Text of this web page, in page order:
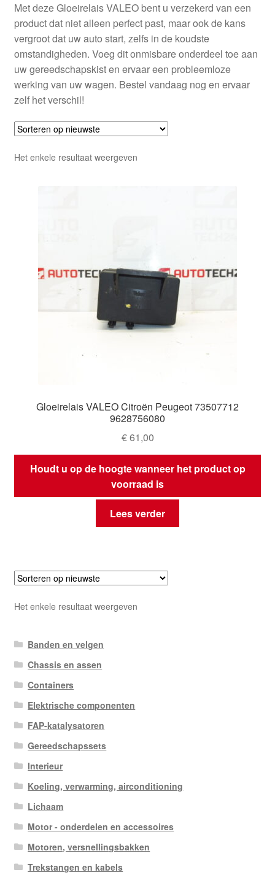
Wereldwijde verzending
Winkelwagen
Met deze Gloeirelais VALEO bent u verzekerd van een
product dat niet alleen perfect past, maar ook de kans
vergroot dat uw auto start, zelfs in de koudste
omstandigheden. Voeg dit onmisbare onderdeel toe aan
uw gereedschapskist en ervaar een probleemloze
werking van uw wagen. Bestel vandaag nog en ervaar
zelf het verschil!
Het enkele resultaat weergeven
Gloeirelais VALEO Citroën Peugeot 73507712
9628756080
€61,00
Houdt u op de hoogte wanneer het product op
voorraad is
Lees verder
Het enkele resultaat weergeven
Banden en velgen
Chassis en assen
Containers
Elektrische componenten
FAP-katalysatoren
Gereedschapssets
Interieur
Koeling, verwarming, airconditioning
Lichaam
Motor - onderdelen en accessoires
Motoren, versnellingsbakken
Trekstangen en kabels